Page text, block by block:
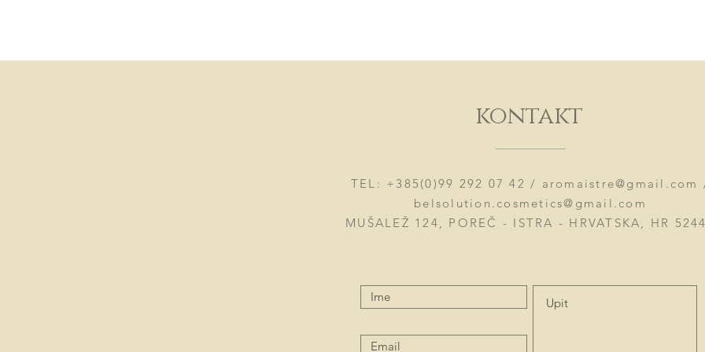
kontakt
TEL: +385(0)99 292 07 42 / aromaistre@gmail.com
belsolution.cosmetics@gmail.com
MUŠALEŽ 124, POREČ - ISTRA - HRVATSKA, HR